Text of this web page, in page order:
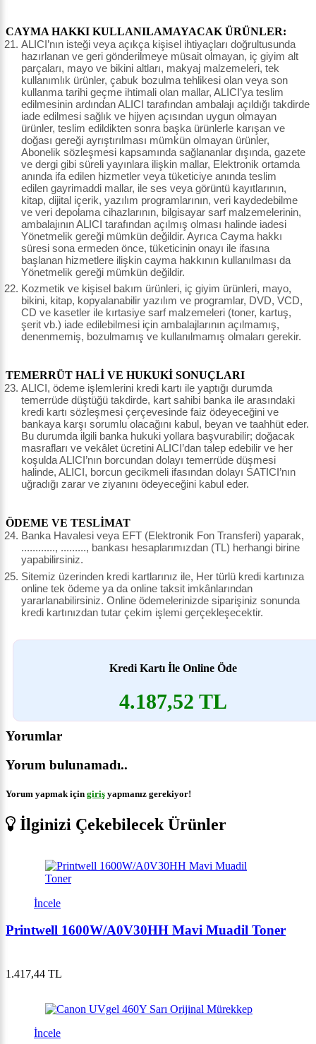
CAYMA HAKKI KULLANILAMAYACAK ÜRÜNLER:
ALICI’nın isteği veya açıkça kişisel ihtiyaçları doğrultusunda
hazırlanan ve geri gönderilmeye müsait olmayan, iç giyim alt
parçaları, mayo ve bikini altları, makyaj malzemeleri, tek
kullanımlık ürünler, çabuk bozulma tehlikesi olan veya son
kullanma tarihi geçme ihtimali olan mallar, ALICI’ya teslim
edilmesinin ardından ALICI tarafından ambalajı açıldığı takdirde
iade edilmesi sağlık ve hijyen açısından uygun olmayan
ürünler, teslim edildikten sonra başka ürünlerle karışan ve
doğası gereği ayrıştırılması mümkün olmayan ürünler,
Abonelik sözleşmesi kapsamında sağlananlar dışında, gazete
ve dergi gibi süreli yayınlara ilişkin mallar, Elektronik ortamda
anında ifa edilen hizmetler veya tüketiciye anında teslim
edilen gayrimaddi mallar, ile ses veya görüntü kayıtlarının,
kitap, dijital içerik, yazılım programlarının, veri kaydedebilme
ve veri depolama cihazlarının, bilgisayar sarf malzemelerinin,
ambalajının ALICI tarafından açılmış olması halinde iadesi
Yönetmelik gereği mümkün değildir. Ayrıca Cayma hakkı
süresi sona ermeden önce, tüketicinin onayı ile ifasına
başlanan hizmetlere ilişkin cayma hakkının kullanılması da
Yönetmelik gereği mümkün değildir.
Kozmetik ve kişisel bakım ürünleri, iç giyim ürünleri, mayo,
bikini, kitap, kopyalanabilir yazılım ve programlar, DVD, VCD,
CD ve kasetler ile kırtasiye sarf malzemeleri (toner, kartuş,
şerit vb.) iade edilebilmesi için ambalajlarının açılmamış,
denenmemiş, bozulmamış ve kullanılmamış olmaları gerekir.
TEMERRÜT HALİ VE HUKUKİ SONUÇLARI
ALICI, ödeme işlemlerini kredi kartı ile yaptığı durumda
temerrüde düştüğü takdirde, kart sahibi banka ile arasındaki
kredi kartı sözleşmesi çerçevesinde faiz ödeyeceğini ve
bankaya karşı sorumlu olacağını kabul, beyan ve taahhüt eder.
Bu durumda ilgili banka hukuki yollara başvurabilir; doğacak
masrafları ve vekâlet ücretini ALICI’dan talep edebilir ve her
koşulda ALICI’nın borcundan dolayı temerrüde düşmesi
halinde, ALICI, borcun gecikmeli ifasından dolayı SATICI’nın
uğradığı zarar ve ziyanını ödeyeceğini kabul eder.
ÖDEME VE TESLİMAT
Banka Havalesi veya EFT (Elektronik Fon Transferi) yaparak,
............, ........., bankası hesaplarımızdan (TL) herhangi birine
yapabilirsiniz.
Sitemiz üzerinden kredi kartlarınız ile, Her türlü kredi kartınıza
online tek ödeme ya da online taksit imkânlarından
yararlanabilirsiniz. Online ödemelerinizde siparişiniz sonunda
kredi kartınızdan tutar çekim işlemi gerçekleşecektir.
Kredi Kartı İle Online Öde
4.187,52 TL
Yorumlar
Yorum bulunamadı..
Yorum yapmak için giriş yapmanız gerekiyor!
İlginizi Çekebilecek Ürünler
İncele
Printwell 1600W/A0V30HH Mavi Muadil Toner
1.417,44 TL
İncele